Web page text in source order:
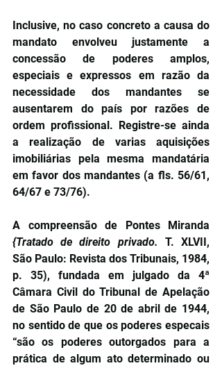
Inclusive, no caso concreto a causa do
mandato envolveu justamente a
concessão de poderes amplos,
especiais e expressos em razão da
necessidade dos mandantes se
ausentarem do país por razões de
ordem profissional. Registre-se ainda
a realização de varias aquisições
imobiliárias pela mesma mandatária
em favor dos mandantes (a fls. 56/61,
64/67 e 73/76).
{Tratado de direito privado. T. XLVII,
São Paulo: Revista dos Tribunais, 1984,
p. 35), fundada em julgado da 4ª
Câmara Civil do Tribunal de Apelação
de São Paulo de 20 de abril de 1944,
no sentido de que os poderes especais
“são os poderes outorgados para a
prática de algum ato determinado ou